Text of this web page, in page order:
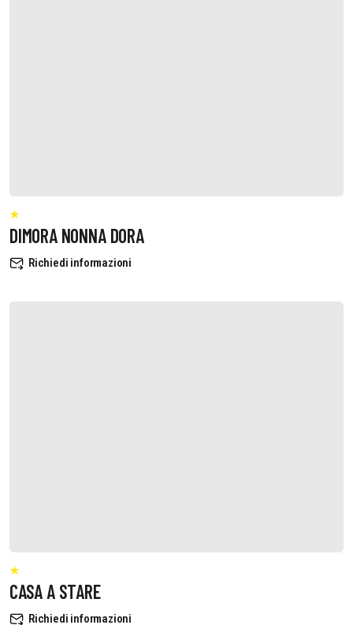
DIMORA NONNA DORA
Richiedi informazioni
CASA A STARE
Richiedi informazioni